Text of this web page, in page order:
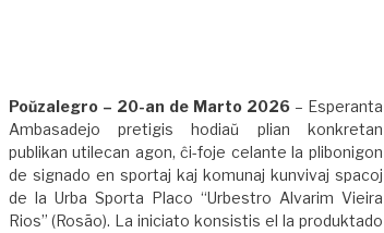
Poŭzalegro – 20-an de Marto 2026– Esperanta
Ambasadejo pretigis hodiaŭ plian konkretan
publikan utilecan agon, ĉi-foje celante la plibonigon
de signado en sportaj kaj komunaj kunvivaj spacoj
de la Urba Sporta Placo “Urbestro Alvarim Vieira
Rios” (Rosão). La iniciato konsistis el la produktado